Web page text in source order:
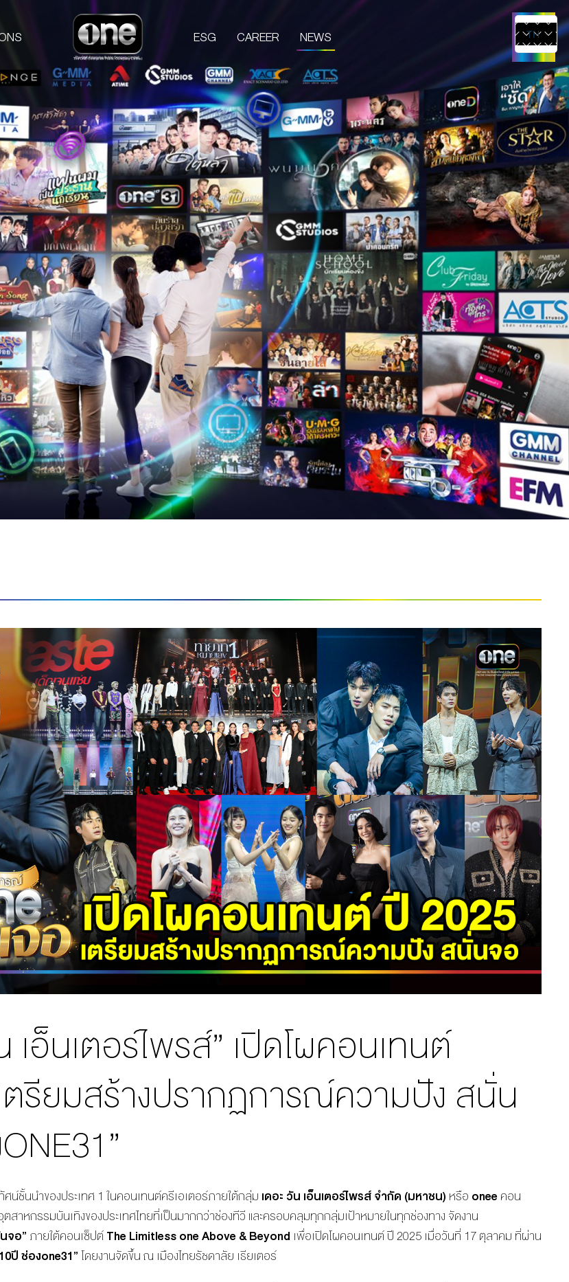
ESG CAREER NEWS
TH
EN
COMPANIES
one31
GMM TV
CHANGE2561
GMM MEDIA
GMM STUDIOS
EXACT SCENARIO
ACTS STUDIO
PRODUCTS & SERVICES
CONTENT CREATOR
MEDIA
LIVE & EVENT
STUDIO RENTAL
ARTIST MANAGEMENT
MERCHANDISE
เอ็นเตอร์ไพรส์” เปิดโผคอนเทนต์
รียมสร้างปรากฏการณ์ความปัง สนั่น
น์ชั้นนำของประเทศ 1 ในคอนเทนต์ครีเอเตอร์ภายใต้กลุ่ม เดอะ วัน เอ็นเตอร์ไพรส์ จำกัด (มหาชน) หรือ oneeคอน
ตสาหกรรมบันเทิงของประเทศไทยที่เป็นมากกว่าช่องทีวี และครอบคลุมทุกกลุ่มเป้าหมายในทุกช่องทาง จัดงาน
จอ” ภายใต้คอนเซ็ปต์The Limitless one Above & Beyond เพื่อเปิดโผคอนเทนต์ ปี 2025 เมื่อวันที่ 17 ตุลาคม ที่ผ่าน
ปี ช่องone31”โดยงานจัดขึ้น ณ เมืองไทยรัชดาลัย เธียเตอร์